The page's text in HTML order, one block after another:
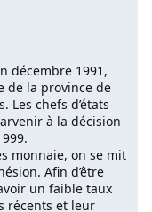
décembre 1991,
de la province de
Les chefs d’états
à la décision
monnaie, on se mit
Afin d’être
un faible taux
récents et leur